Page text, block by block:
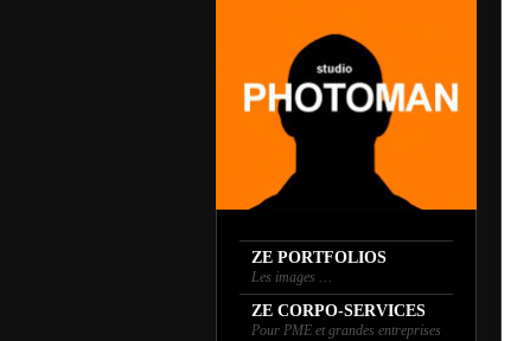
ZE PORTFOLIOS
Les images …
ZE CORPO-SERVICES
Pour PME et grandes entreprises